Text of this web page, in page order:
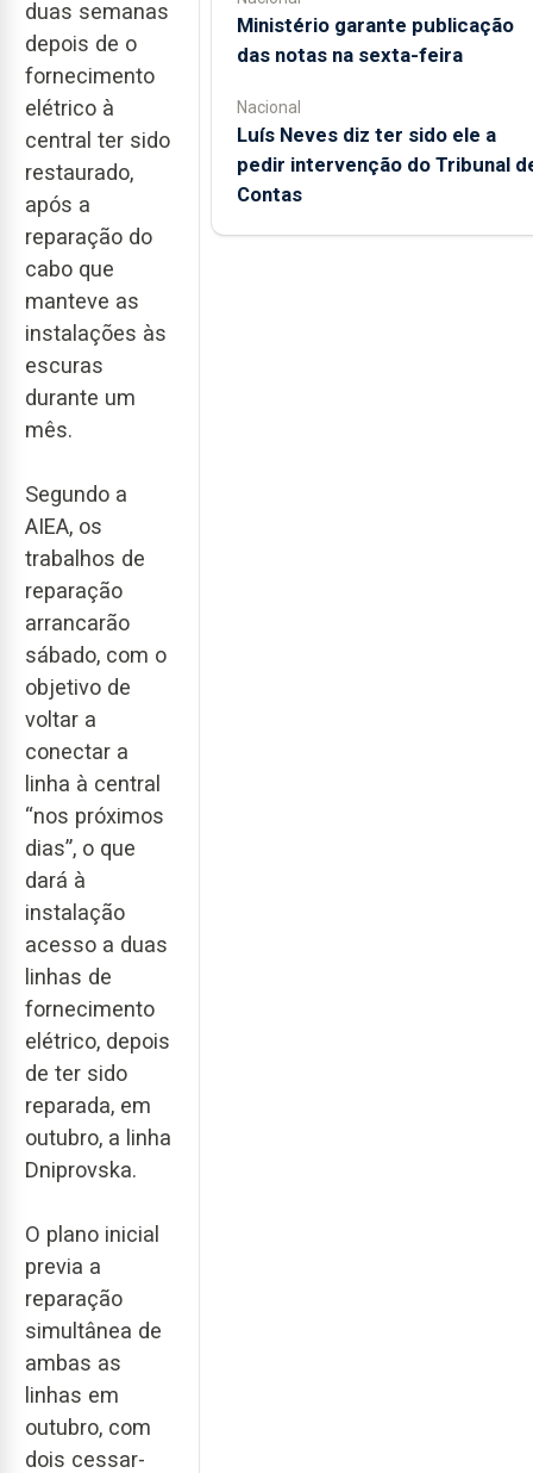
duas semanas
depois de o
fornecimento
elétrico à
central ter sido
restaurado,
após a
reparação do
cabo que
manteve as
instalações às
escuras
durante um
mês.
Segundo a
AIEA, os
trabalhos de
reparação
arrancarão
sábado, com o
objetivo de
voltar a
conectar a
linha à central
“nos próximos
dias”, o que
dará à
instalação
acesso a duas
linhas de
fornecimento
elétrico, depois
de ter sido
reparada, em
outubro, a linha
Dniprovska.
O plano inicial
previa a
reparação
simultânea de
ambas as
linhas em
outubro, com
dois cessar-
Ministério garante publicação
das notas na sexta-feira
Nacional
Luís Neves diz ter sido ele a
pedir intervenção do Tribunal
Contas